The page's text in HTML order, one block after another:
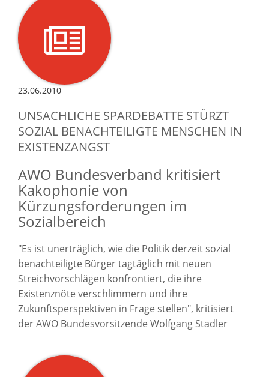
23.06.2010
UNSACHLICHE SPARDEBATTE STÜRZT
SOZIAL BENACHTEILIGTE MENSCHEN IN
EXISTENZANGST
AWO Bundesverband kritisiert
Kakophonie von
Kürzungsforderungen im
Sozialbereich
"Es ist unerträglich, wie die Politik derzeit sozial
benachteiligte Bürger tagtäglich mit neuen
Streichvorschlägen konfrontiert, die ihre
Existenznöte verschlimmern und ihre
Zukunftsperspektiven in Frage stellen", kritisiert
der AWO Bundesvorsitzende Wolfgang Stadler